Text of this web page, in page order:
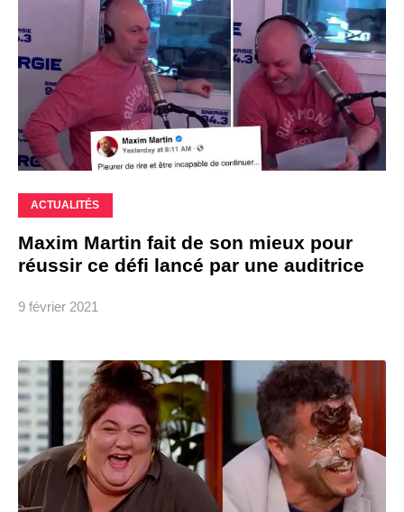
ACTUALITÉS
Maxim Martin fait de son mieux pour
réussir ce défi lancé par une auditrice
9 février 2021